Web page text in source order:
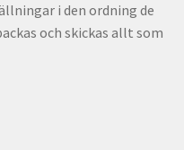
i den ordning de
och skickas allt som